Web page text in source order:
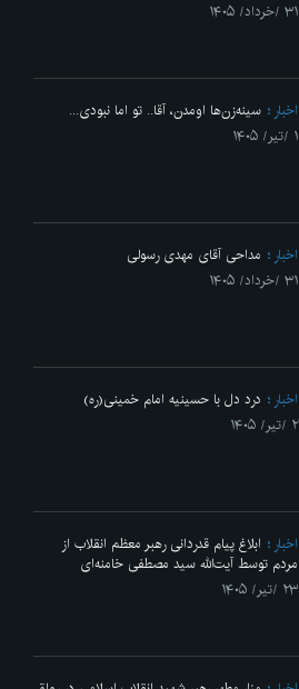
۳۱ /خرداد/ ۱۴۰۵
اخبار
سینه‌زن‌ها اومدن،‌ آقا.. تو اما نبودی...
۱ /تیر/ ۱۴۰۵
اخبار
مداحی آقای مهدی رسولی
۳۱ /خرداد/ ۱۴۰۵
اخبار
درد دل با حسینیه امام خمینی(ره)
۲ /تیر/ ۱۴۰۵
اخبار
ابلاغ پیام قدردانی رهبر معظم انقلاب از
مردم توسط آیت‌الله سید مصطفی خامنه‌ای
۲۳ /تیر/ ۱۴۰۵